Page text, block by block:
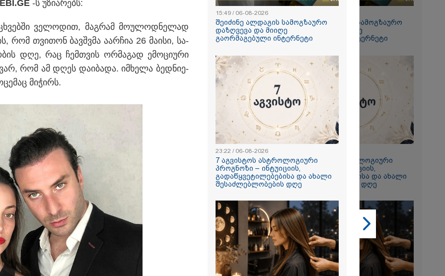
რუსეთის
- აშშ-ის
09:00 / 07-08-2026
18 წელი აგვისტოს
ომიდან - ტრაგიკული
მოვლენების
ქრონოლოგია, რომელიც
შესაძლოა, აღარ
08-2026
ყალბი
იქმნება
მედიაში,
ადამიანები,
თითქოს
გარემოა
ტურისტებისთვის" -
16:14 / 06-08-2026
"დღეს ვიმგზავრეთ
მატარებლით, რომელიც
მოძრაობს, მანამდე
ბათუმამდე მგზავრობის
დრო იყო 5,5 საათი და
ახლა არის 4 საათამდე
შემცირებული" - ირაკლი
კატეგორიის ყველა სიახლე
შეიძინე ალდაგის სამოგზაურო
დაზღვევა და მიიღე
გაორმაგებული ინტერნეტი
7 აგვისტოს ასტროლოგიური
პროგნოზი – ინტუიციის,
გადაწყვეტილებებისა და ახალი
შესაძლებლობების დღე
-ს უზი­ა­რებს:
ვე­ლო­დით, მაგ­რამ მო­უ­ლოდ­ნე­ლად
რომ თვი­თონ ბავ­შვმა აარ­ჩია 26 მა­ი­სი, სა­
დღე, რაც ჩემ­თვის ორ­მა­გად ემო­ცი­უ­რი
რომ ამ დღეს და­ი­ბა­და. იმ­ხე­ლა ბედ­ნი­ე­
მი­ჭირს.
15:49 / 06-08-2026
შეიძინე ალდაგის სამოგზაურო
დაზღვევა და მიიღე
გაორმაგებული ინტერნეტი
23:22 / 06-08-2026
7 აგვისტოს ასტროლოგიური
პროგნოზი – ინტუიციის,
გადაწყვეტილებებისა და ახალი
შესაძლებლობების დღე